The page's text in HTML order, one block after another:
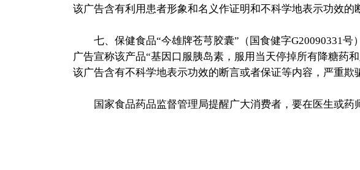
该广告含有利用患者形象和名义作证明和不科学地表示功效的
七、保健食品“今雄牌苍芎胶囊”（国食健字G20090331号
广告宣称该产品“基因口服胰岛素，服用当天停掉所有降糖药
该广告含有不科学地表示功效的断言或者保证等内容，严重欺
国家食品药品监督管理局提醒广大消费者，要在医生或药